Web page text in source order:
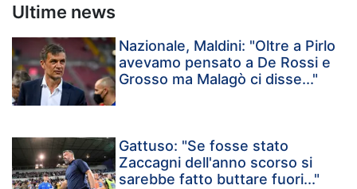
Ultime news
Nazionale, Maldini: "Oltre a Pirlo
avevamo pensato a De Rossi e
Grosso ma Malagò ci disse..."
Gattuso: "Se fosse stato
Zaccagni dell'anno scorso si
sarebbe fatto buttare fuori..."